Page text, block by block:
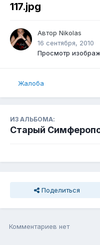
117.jpg
Автор Nikolas
16 сентября, 2010
Просмотр
Жалоба
ИЗ АЛЬБОМА:
Старый
Поделиться
Комментариев нет